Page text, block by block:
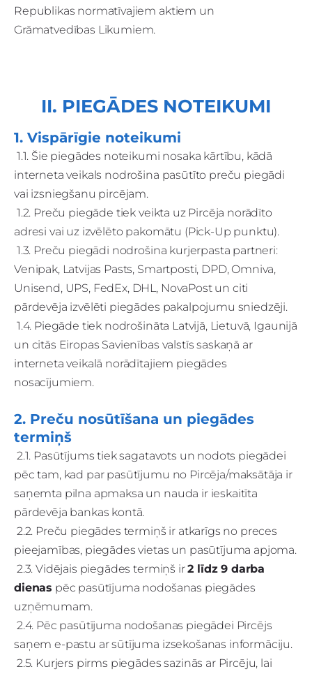
Republikas normatīvajiem aktiem un
Grāmatvedības Likumiem.
II. PIEGĀDES NOTEIKUMI
1. Vispārīgie noteikumi
1.1. Šie piegādes noteikumi nosaka kārtību, kādā
interneta veikals nodrošina pasūtīto preču piegādi
vai izsniegšanu pircējam.
1.2. Preču piegāde tiek veikta uz Pircēja norādīto
adresi vai uz izvēlēto pakomātu (Pick-Up punktu).
1.3. Preču piegādi nodrošina kurjerpasta partneri:
Venipak, Latvijas Pasts, Smartposti, DPD, Omniva,
Unisend, UPS, FedEx, DHL, NovaPost un citi
pārdevēja izvēlēti piegādes pakalpojumu sniedzēji.
1.4. Piegāde tiek nodrošināta Latvijā, Lietuvā, Igaunijā
un citās Eiropas Savienības valstīs saskaņā ar
interneta veikalā norādītajiem piegādes
nosacījumiem.
2. Preču nosūtīšana un piegādes
termiņš
2.1. Pasūtījums tiek sagatavots un nodots piegādei
pēc tam, kad par pasūtījumu no Pircēja/maksātāja ir
saņemta pilna apmaksa un nauda ir ieskaitīta
pārdevēja bankas kontā.
2.2. Preču piegādes termiņš ir atkarīgs no preces
pieejamības, piegādes vietas un pasūtījuma apjoma.
2.3. Vidējais piegādes termiņš ir2 līdz 9 darba
dienas pēc pasūtījuma nodošanas piegādes
uzņēmumam.
2.4. Pēc pasūtījuma nodošanas piegādei Pircējs
saņem e-pastu ar sūtījuma izsekošanas informāciju.
2.5. Kurjers pirms piegādes sazinās ar Pircēju, lai